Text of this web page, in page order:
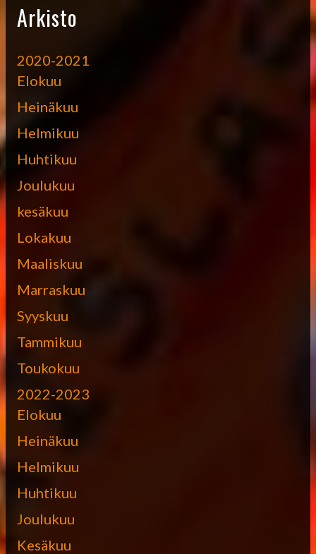
Arkisto
2020-2021
Elokuu
Heinäkuu
Helmikuu
Huhtikuu
Joulukuu
kesäkuu
Lokakuu
Maaliskuu
Marraskuu
Syyskuu
Tammikuu
Toukokuu
2022-2023
Elokuu
Heinäkuu
Helmikuu
Huhtikuu
Joulukuu
Kesäkuu